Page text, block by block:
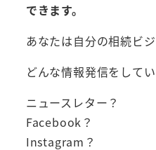
できます。
あなたは自分の相続ビジ
どんな情報発信をして
ニュースレター？
Facebook？
Instagram？